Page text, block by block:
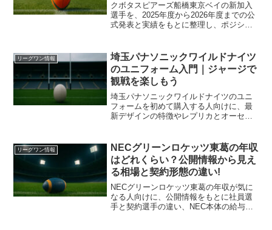
クボタスピアーズ船橋東京ベイの新加入
選手を、2025年度から2026年度までの公
式発表と実績をもとに整理し、ポジショ
スターの経歴も押さえられるので、観戦
前の予習にも役立つ内容です。
リーグワン情報
埼玉パナソニックワイルドナイツ
のユニフォーム入門｜ジャージで
観戦を楽しもう
埼玉パナソニックワイルドナイツのユニ
フォームを初めて購入する人向けに、最
新デザインの特徴やレプリカとオーセン
日のスタジアムで迷わない知識が身につ
き、自分らしい一枚を自信を持って選べ
るようになります。
リーグワン情報
NECグリーンロケッツ東葛の年収
はどれくらい？公開情報から見え
る相場と契約形態の違い!
NECグリーンロケッツ東葛の年収が気に
なる人向けに、公開情報をもとに社員選
手と契約選手の違い、NEC本体の給与水